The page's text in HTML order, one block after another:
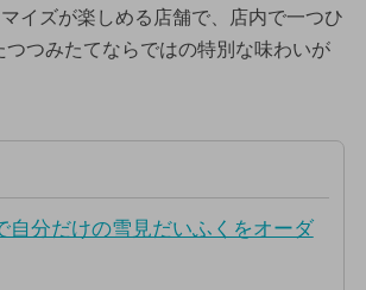
イズが楽しめる店舗で、店内で一つひ
つつみたてならではの特別な味わいが
自分だけの雪見だいふくをオーダ